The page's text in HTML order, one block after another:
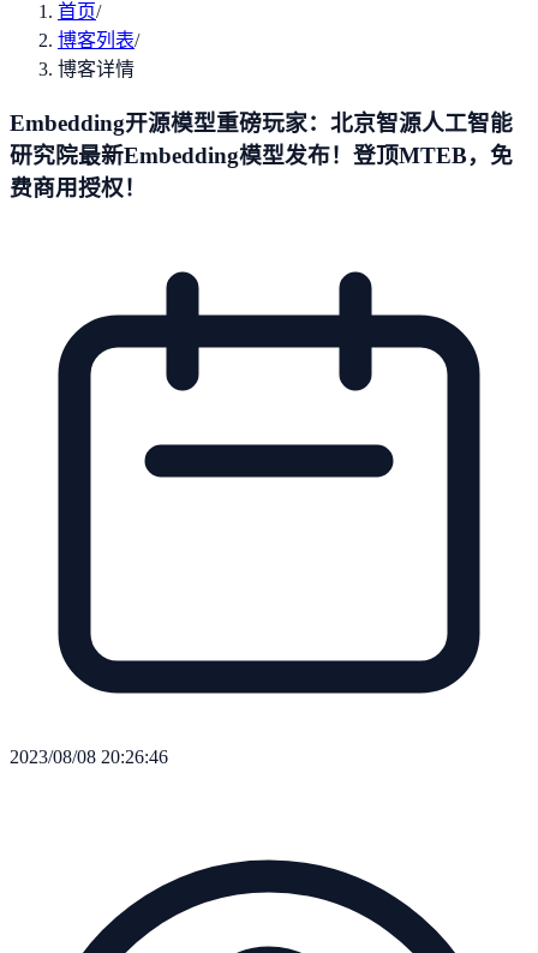
首页/
博客列表/
博客详情
Embedding开源模型重磅玩家：北京智源人工智能
研究院最新Embedding模型发布！登顶MTEB，免
费商用授权！
2023/08/08 20:26:46